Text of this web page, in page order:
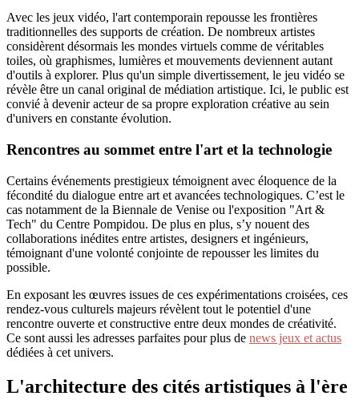
Avec les jeux vidéo, l'art contemporain repousse les frontières
traditionnelles des supports de création. De nombreux artistes
considèrent désormais les mondes virtuels comme de véritables
toiles, où graphismes, lumières et mouvements deviennent autant
d'outils à explorer. Plus qu'un simple divertissement, le jeu vidéo se
révèle être un canal original de médiation artistique. Ici, le public est
convié à devenir acteur de sa propre exploration créative au sein
d'univers en constante évolution.
Rencontres au sommet entre l'art et la technologie
Certains événements prestigieux témoignent avec éloquence de la
fécondité du dialogue entre art et avancées technologiques. C’est le
cas notamment de la Biennale de Venise ou l'exposition "Art &
Tech" du Centre Pompidou. De plus en plus, s’y nouent des
collaborations inédites entre artistes, designers et ingénieurs,
témoignant d'une volonté conjointe de repousser les limites du
possible.
En exposant les œuvres issues de ces expérimentations croisées, ces
rendez-vous culturels majeurs révèlent tout le potentiel d'une
rencontre ouverte et constructive entre deux mondes de créativité.
Ce sont aussi les adresses parfaites pour plus de news jeux et actus
dédiées à cet univers.
L'architecture des cités artistiques à l'ère